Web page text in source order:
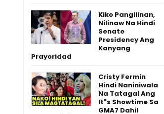
Kiko Pangilinan,
Nilinaw Na Hindi
Senate
Presidency Ang
Kanyang
Prayoridad
Cristy Fermin
Hindi Naniniwala
Na Tatagal Ang
It"s Showtime Sa
GMA7 Dahil